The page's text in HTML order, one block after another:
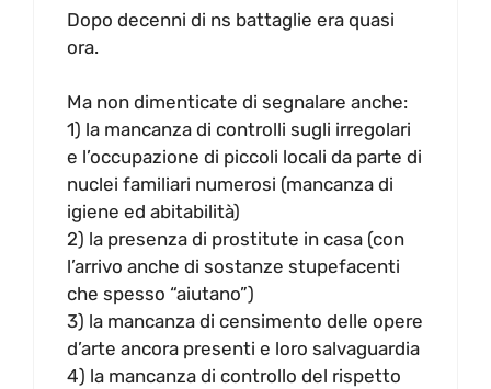
Dopo decenni di ns battaglie era quasi
ora.
Ma non dimenticate di segnalare anche:
1) la mancanza di controlli sugli irregolari
e l’occupazione di piccoli locali da parte di
nuclei familiari numerosi (mancanza di
igiene ed abitabilità)
2) la presenza di prostitute in casa (con
l’arrivo anche di sostanze stupefacenti
che spesso “aiutano”)
3) la mancanza di censimento delle opere
d’arte ancora presenti e loro salvaguardia
4) la mancanza di controllo del rispetto